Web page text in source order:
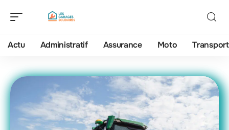
Actu Administratif Assurance Moto Transport